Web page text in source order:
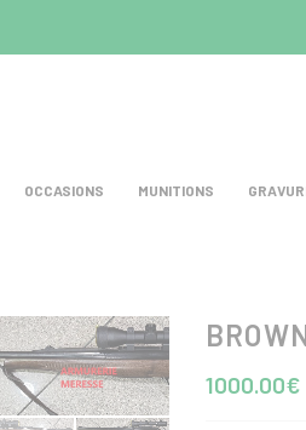
OCCASIONS MUNITIONS
1000.00€